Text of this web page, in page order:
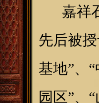
嘉祥石
先后被
基地”、
园区”、